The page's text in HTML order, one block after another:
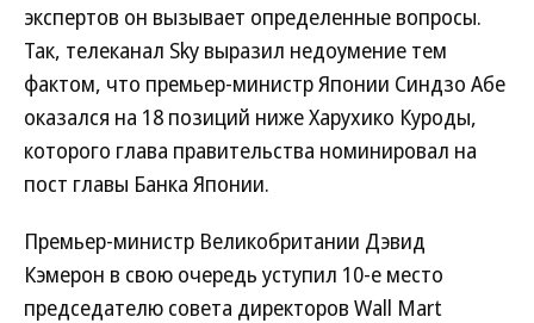
экспертов он вызывает определенные вопросы.
Так, телеканал Sky выразил недоумение тем
фактом, что премьер-министр Японии Синдзо Абе
оказался на 18 позиций ниже Харухико Куроды,
которого глава правительства номинировал на
пост главы Банка Японии.
Премьер-министр Великобритании Дэвид
Кэмерон в свою очередь уступил 10-е место
председателю совета директоров Wall Mart